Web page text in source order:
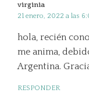
virginia
21 enero, 2022 a las
hola, recién
me anima,
Argentina.
RESPONDER